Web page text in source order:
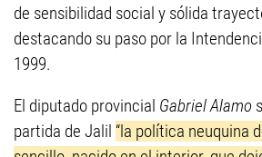
de sensibilidad social y sólida
destacando su paso por la
1999.
El diputado provincial Gabriel Alamo
partida de Jalil “la política neuquina